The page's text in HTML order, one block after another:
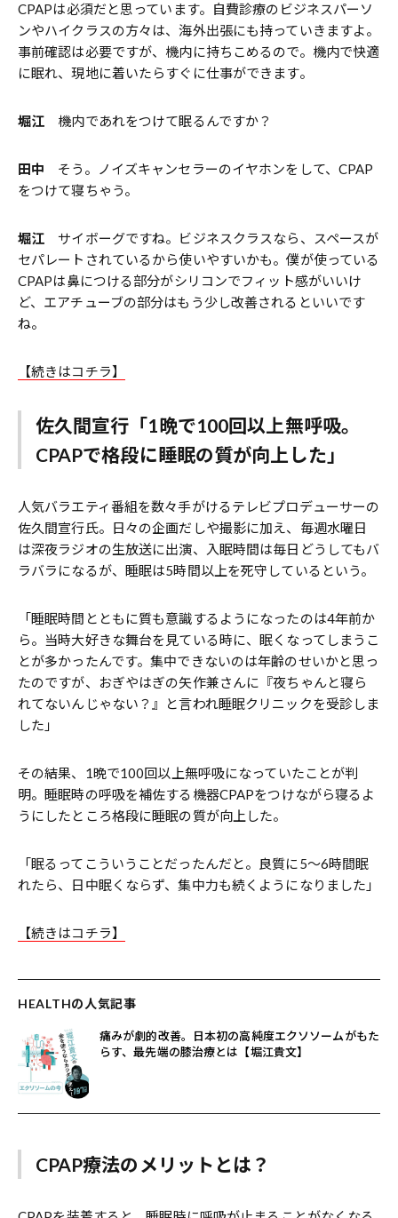
CPAPは必須だと思っています。自費診療のビジネスパーソ
ンやハイクラスの方々は、海外出張にも持っていきますよ。
事前確認は必要ですが、機内に持ちこめるので。機内で快適
に眠れ、現地に着いたらすぐに仕事ができます。
堀江 機内であれをつけて眠るんですか？
田中 そう。ノイズキャンセラーのイヤホンをして、CPAP
をつけて寝ちゃう。
堀江 サイボーグですね。ビジネスクラスなら、スペースが
セパレートされているから使いやすいかも。僕が使っている
CPAPは鼻につける部分がシリコンでフィット感がいいけ
ど、エアチューブの部分はもう少し改善されるといいです
ね。
【続きはコチラ】
佐久間宣行「1晩で100回以上無呼吸。
CPAPで格段に睡眠の質が向上した」
人気バラエティ番組を数々手がけるテレビプロデューサーの
佐久間宣行氏。日々の企画だしや撮影に加え、毎週水曜日
は深夜ラジオの生放送に出演、入眠時間は毎日どうしてもバ
ラバラになるが、睡眠は5時間以上を死守しているという。
「睡眠時間とともに質も意識するようになったのは4年前か
ら。当時大好きな舞台を見ている時に、眠くなってしまうこ
とが多かったんです。集中できないのは年齢のせいかと思っ
たのですが、おぎやはぎの矢作兼さんに『夜ちゃんと寝ら
れてないんじゃない？』と言われ睡眠クリニックを受診しま
した」
その結果、1晩で100回以上無呼吸になっていたことが判
明。睡眠時の呼吸を補佐する機器CPAPをつけながら寝るよ
うにしたところ格段に睡眠の質が向上した。
「眠るってこういうことだったんだと。良質に5〜6時間眠
れたら、日中眠くならず、集中力も続くようになりました」
【続きはコチラ】
HEALTHの人気記事
痛みが劇的改善。日本初の高純度エクソソームがもた
らす、最先端の膝治療とは【堀江貴文】
CPAP療法のメリットとは？